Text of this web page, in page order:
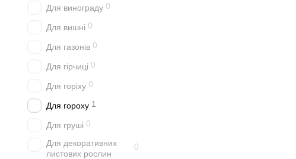
Для винограду 0
Для вишні 0
Для газонів 0
Для гірчиці 0
Для горіху 0
Для гороху 1
Для груші 0
Для декоративних
листових рослин
0